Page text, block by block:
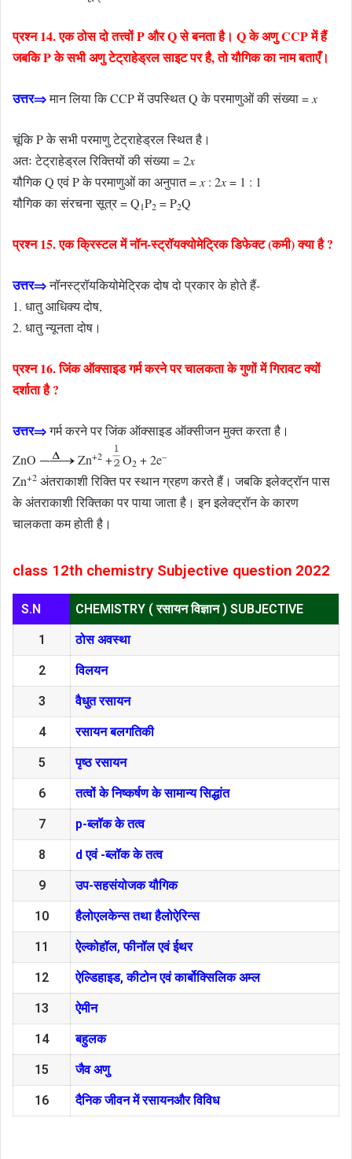
प्रश्न 14. एक ठोस दो तत्त्वों P और Q से बनता है। Q के अणु CCP में हैं
जबकि P के सभी अणु टेट्राहेड्रल साइट पर है, तो यौगिक का नाम बताएँ।
उत्तर⇒मान लिया कि CCP में उपस्थित Q के परमाणुओं की संख्या =x
चूंकि P के सभी परमाणु टेट्राहेड्रल स्थित है।
अतः टेट्राहेड्रल रिक्तियों की संख्या = 2x
यौगिक Q एवं P के परमाणुओं का अनुपात =x : 2x= 1 : 1
यौगिक का संरचना सूत्र = Q1P2 = P2Q
प्रश्न 15. एक क्रिस्टल में नॉन-स्ट्रॉयक्योमेट्रिक डिफेक्ट (कमी) क्या है ?
उत्तर⇒नॉनस्ट्रॉयकियोमेट्रिक दोष दो प्रकार के होते हैं-
1. धातु आधिक्य दोष,
2. धातु न्यूनता दोष।
प्रश्न 16. जिंक ऑक्साइड गर्म करने पर चालकता के गुणों में गिरावट क्यों
दर्शाता है ?
उत्तर⇒गर्म करने पर जिंक ऑक्साइड ऑक्सीजन मुक्त करता है।
ZnO
Zn+2 + O2 + 2e–
Zn+2 अंतराकाशी रिक्ति पर स्थान ग्रहण करते हैं। जबकि इलेक्ट्रॉन पास
के अंतराकाशी रिक्तिका पर पाया जाता है। इन इलेक्ट्रॉन के कारण
चालकता कम होती है।
class 12th chemistry Subjective question 2022
S.N CHEMISTRY ( रसायन विज्ञान ) SUBJECTIVE
1 ठोस अवस्था
2 विलयन
3 वैधुत रसायन
4 रसायन बलगतिकी
5 पृष्ठ रसायन
6 तत्वों के निष्कर्षण के सामान्य सिद्धांत
7 p-ब्लॉक के तत्व
8 d एवं -ब्लॉक के तत्व
9 उप-सहसंयोजक यौगिक
10 हैलोएलकेन्स तथा हैलोऐरिन्स
11 ऐल्कोहॉल, फीनॉल एवं ईथर
12 ऐल्डिहाइड, कीटोन एवं कार्बोक्सिलिक अम्ल
13 ऐमीन
14 बहुलक
15 जैव अणु
16 दैनिक जीवन में रसायनऔर विविध